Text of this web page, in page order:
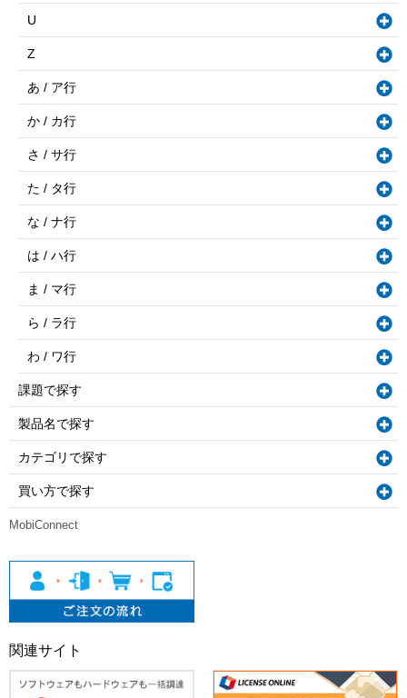
U
Z
あ / ア行
か / カ行
さ / サ行
た / タ行
な / ナ行
は / ハ行
ま / マ行
ら / ラ行
わ / ワ行
課題で探す
製品名で探す
カテゴリで探す
買い方で探す
MobiConnect
関連サイト